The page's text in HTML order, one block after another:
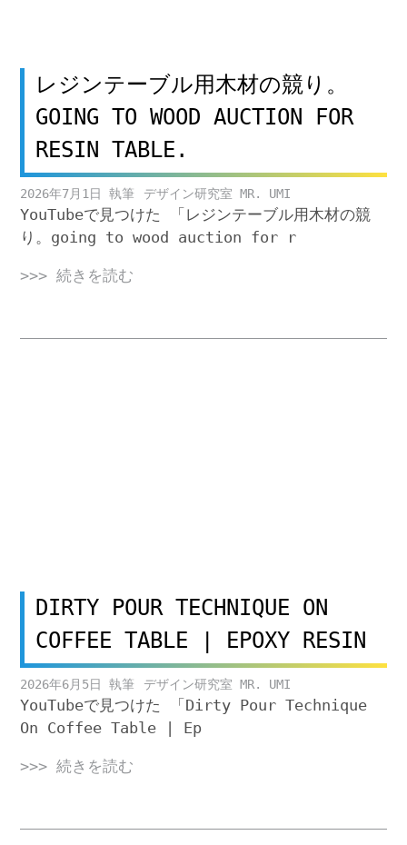
レジンテーブル用木材の競り。
GOING TO WOOD AUCTION FOR
RESIN TABLE.
2026年7月1日 デザイン研究室 MR. UMI
YouTubeで見つけた 「レジンテーブル用木材の競
り。going to wood auction for r
>>> 続きを読む
DIRTY POUR TECHNIQUE ON
COFFEE TABLE | EPOXY RESIN
2026年6月5日 デザイン研究室 MR. UMI
YouTubeで見つけた 「Dirty Pour Technique
On Coffee Table | Ep
>>> 続きを読む